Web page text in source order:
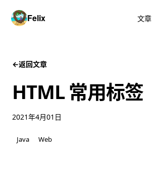
Felix 文章
←返回文章
HTML 常用标签
2021年4月01日
Java Web